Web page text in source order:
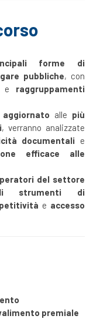
forme di
pubbliche, con
e raggruppamenti
alle più
, verranno analizzate
documentali e
efficace alle
del settore
strumenti di
e accesso
premiale